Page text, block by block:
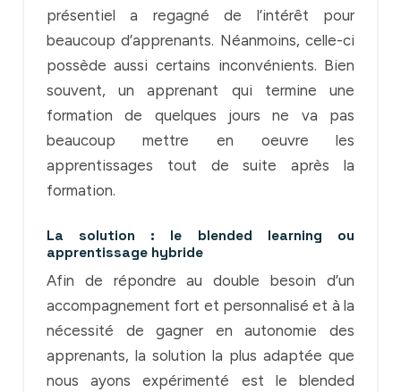
présentiel a regagné de l’intérêt pour
beaucoup d’apprenants. Néanmoins, celle-ci
possède aussi certains inconvénients. Bien
souvent, un apprenant qui termine une
formation de quelques jours ne va pas
beaucoup mettre en oeuvre les
apprentissages tout de suite après la
formation.
La solution : le blended learning ou
apprentissage hybride
Afin de répondre au double besoin d’un
accompagnement fort et personnalisé et à la
nécessité de gagner en autonomie des
apprenants, la solution la plus adaptée que
nous ayons expérimenté est le blended